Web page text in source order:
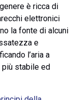
è ricca di
elettronici
la fonte di alcuni
e
l’aria a
più stabile ed